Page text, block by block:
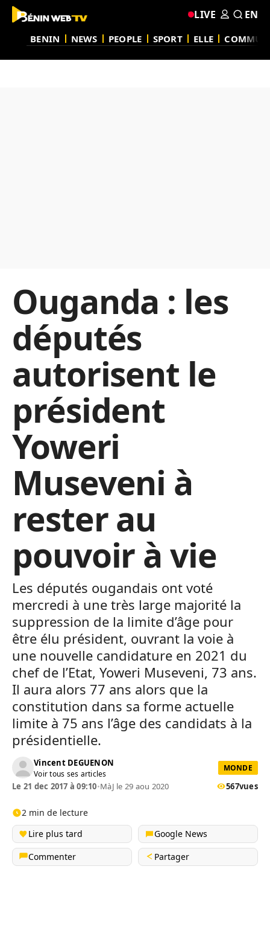
BENIN NEWS PEOPLE SPORT ELLE
LIVE EN
Ouganda : les
députés
autorisent le
président
Yoweri
Museveni à
rester au
pouvoir à vie
Les députés ougandais ont voté
mercredi à une très large majorité la
suppression de la limite d’âge pour
être élu président, ouvrant la voie à
une nouvelle candidature en 2021 du
chef de l’Etat, Yoweri Museveni, 73 ans.
Il aura alors 77 ans alors que la
constitution dans sa forme actuelle
limite à 75 ans l’âge des candidats à la
présidentielle.
Vincent DEGUENON
Voir tous ses articles
MONDE
Le 21 dec 2017 à 09:10•MàJ le 29 aou 2020 567vues
2 min de lecture
Lire plus tard
Google News
Commenter
Partager